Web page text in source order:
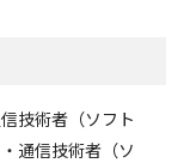
技術者（ソフト
通信技術者（ソ